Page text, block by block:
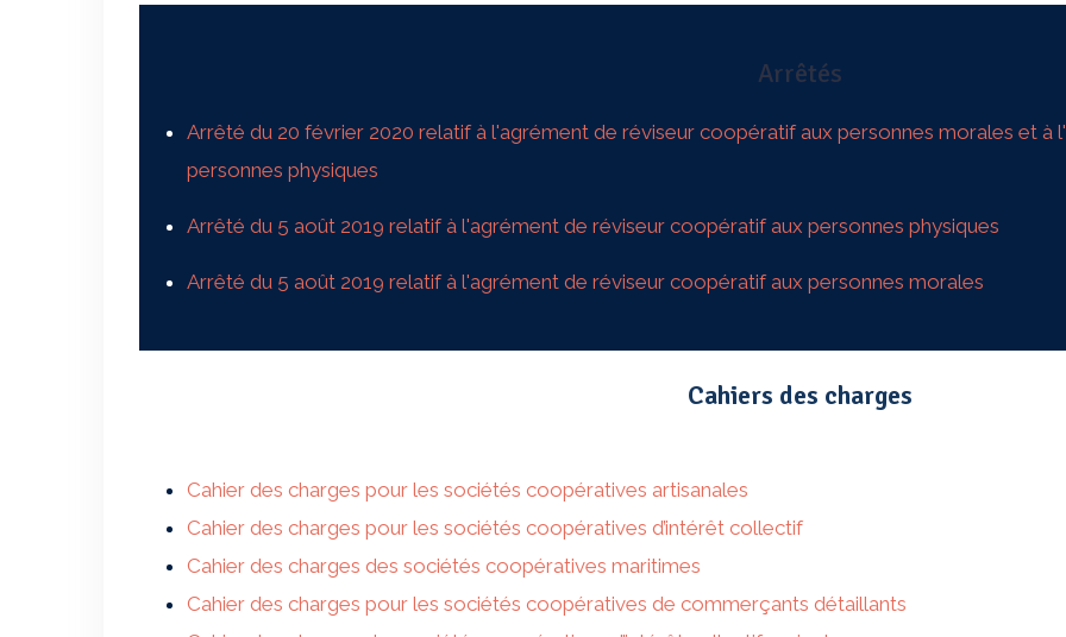
Arrêtés
Arrêté du 20 février 2020 relatif à l'agrément de réviseur coopératif aux personnes morales et à
personnes physiques
Arrêté du 5 août 2019 relatif à l'agrément de réviseur coopératif aux personnes physiques
Arrêté du 5 août 2019 relatif à l'agrément de réviseur coopératif aux personnes morales
Cahiers des charges
Cahier des charges pour les sociétés coopératives artisanales
Cahier des charges pour les sociétés coopératives d’intérêt collectif
Cahier des charges des sociétés coopératives maritimes
Cahier des charges pour les sociétés coopératives de commerçants détaillants